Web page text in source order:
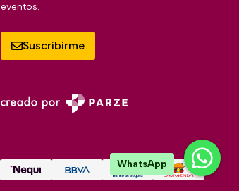
eventos.
Suscribirme
WhatsApp